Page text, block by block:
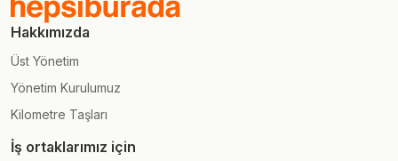
Hakkımızda
Üst Yönetim
Yönetim Kurulumuz
Kilometre Taşları
İş ortaklarımız için